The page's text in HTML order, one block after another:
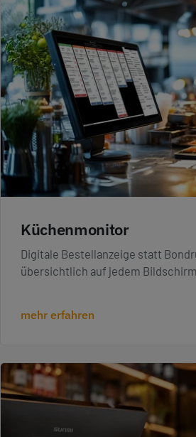
Küchenmonitor
Digitale Bestellanzeige statt
übersichtlich auf jedem
mehr erfahren